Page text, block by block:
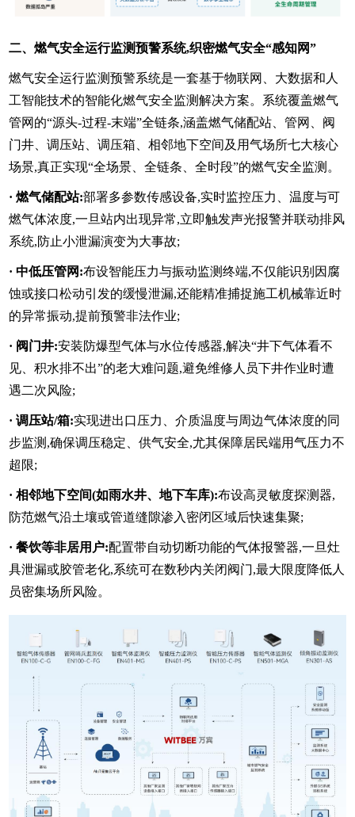
二、燃气安全运行监测预警系统,织密燃气安全“感知网”
燃气安全运行监测预警系统是一套基于物联网、大数据和人
工智能技术的智能化燃气安全监测解决方案。系统覆盖燃气
管网的“源头-过程-末端”全链条,涵盖燃气储配站、管网、阀
门井、调压站、调压箱、相邻地下空间及用气场所七大核心
场景,真正实现“全场景、全链条、全时段”的燃气安全监测。
·燃气储配站:部署多参数传感设备,实时监控压力、温度与可
燃气体浓度,一旦站内出现异常,立即触发声光报警并联动排风
系统,防止小泄漏演变为大事故;
·中低压管网:布设智能压力与振动监测终端,不仅能识别因腐
蚀或接口松动引发的缓慢泄漏,还能精准捕捉施工机械靠近时
的异常振动,提前预警非法作业;
· 阀门井:安装防爆型气体与水位传感器,解决“井下气体看不
见、积水排不出”的老大难问题,避免维修人员下井作业时遭
遇二次风险;
·调压站/箱:实现进出口压力、介质温度与周边气体浓度的同
步监测,确保调压稳定、供气安全,尤其保障居民端用气压力不
超限;
·相邻地下空间(如雨水井、地下车库):布设高灵敏度探测器,
防范燃气沿土壤或管道缝隙渗入密闭区域后快速集聚;
·餐饮等非居用户:配置带自动切断功能的气体报警器,一旦灶
具泄漏或胶管老化,系统可在数秒内关闭阀门,最大限度降低人
员密集场所风险。